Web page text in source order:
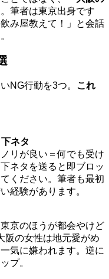
筆者は東京出身です
み屋教えて！」と会話
NG行動を3つ。 これ
ネタ
リが良い＝何でも受け
ネタを送ると即ブロッ
ください。筆者も最初
経験があります。
京のほうが都会やけど
の女性は地元愛がめ
気に嫌われます。逆に
プ。